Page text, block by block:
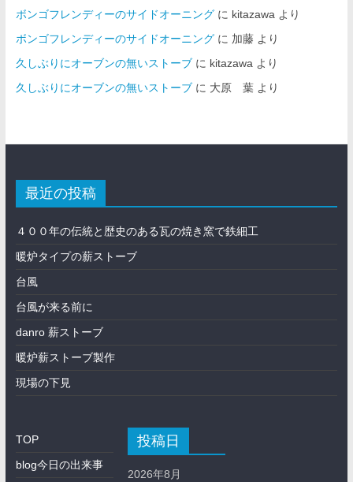
ボンゴフレンディーのサイドオーニングに kitazawa より
ボンゴフレンディーのサイドオーニングに 加藤より
久しぶりにオーブンの無いストーブに kitazawa より
久しぶりにオーブンの無いストーブに 大原 葉より
最近の投稿
４００年の伝統と歴史のある瓦の焼き窯で鉄細工
暖炉タイプの薪ストーブ
台風
台風が来る前に
danro 薪ストーブ
暖炉薪ストーブ製作
現場の下見
TOP
blog今日の出来事
投稿日
2026年8月